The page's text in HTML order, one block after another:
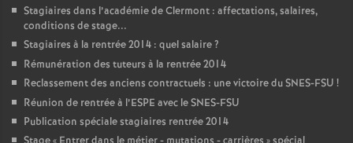
Stagiaires dans l’académie de Clermont : affectations, salaires,
conditions de stage...
Stagiaires à la rentrée 2014 : quel salaire?
Rémunération des tuteurs à la rentrée 2014
Reclassement des anciens contractuels : une victoire du SNES-FSU !
Réunion de rentrée à l’ESPE avec le SNES-FSU
Publication spéciale stagiaires rentrée 2014